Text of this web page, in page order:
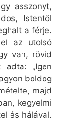
asszonyt,
Istentől
a férje.
el az utolsó
van, rövid
adta: „Igen
boldog
majd
kegyelmi
és hálával.